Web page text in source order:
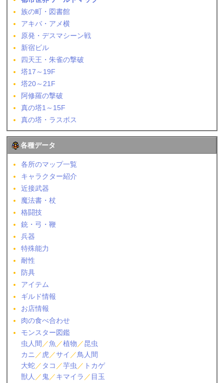
族の町・図書館
アキバ・アメ横
原発・デスマシーン戦
新宿ビル
四天王・朱雀の撃破
塔17～19F
塔20～21F
阿修羅の撃破
真の塔1～15F
真の塔・ラスボス
各種データ
各所のマップ一覧
キャラクター紹介
近接武器
魔法書・杖
格闘技
銃・弓・鞭
兵器
特殊能力
耐性
防具
アイテム
ギルド情報
お店情報
肉の食べ合わせ
モンスター図鑑
虫人間 ／魚／植物／昆虫
カニ／虎／サイ ／鳥人間
大蛇／ タコ ／芋虫／ トカゲ
獣人 ／ 鬼／キマイラ ／ 目玉